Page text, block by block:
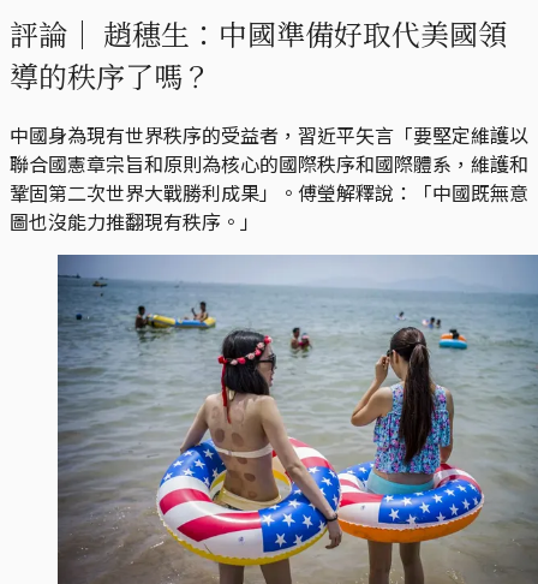
評論｜ 趙穗生：中國準備好取代美國領
導的秩序了嗎？
中國身為現有世界秩序的受益者，習近平矢言「要堅定維護以
聯合國憲章宗旨和原則為核心的國際秩序和國際體系，維護和
鞏固第二次世界大戰勝利成果」。傅瑩解釋說：「中國既無意
圖也沒能力推翻現有秩序。」